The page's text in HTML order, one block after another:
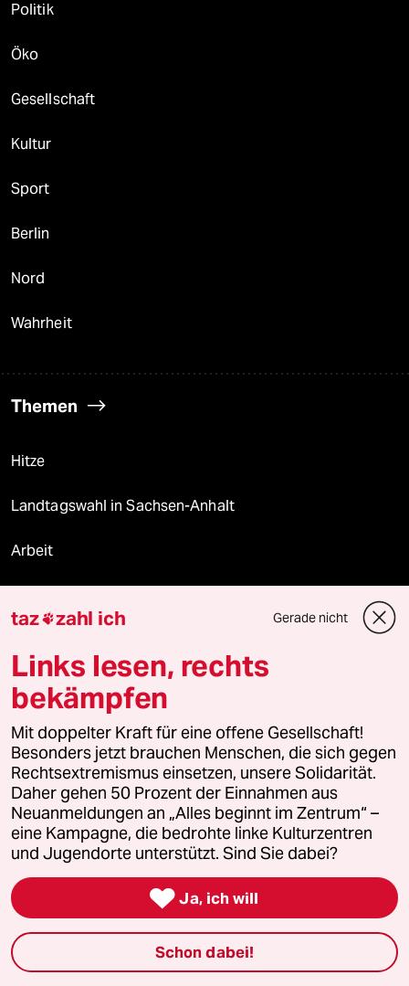
Politik
Öko
Gesellschaft
Kultur
Sport
Berlin
Nord
Wahrheit
Themen
Hitze
Landtagswahl in Sachsen-Anhalt
Arbeit
Verlag
Aktuelles
Hausblog
Die Seitenwende
Stellen
Presse
taz zahl ich Gerade nicht
Links lesen, rechts
bekämpfen
Mit doppelter Kraft für eine offene Gesellschaft!
Besonders jetzt brauchen Menschen, die sich gegen
Rechtsextremismus einsetzen, unsere Solidarität.
Daher gehen 50 Prozent der Einnahmen aus
Neuanmeldungen an „Alles beginnt im Zentrum“ –
eine Kampagne, die bedrohte linke Kulturzentren
und Jugendorte unterstützt. Sind Sie dabei?
 Ja, ich will
Schon dabei!